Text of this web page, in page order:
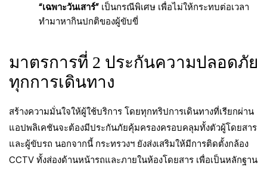
“เฉพาะวันเสาร์” เป็นกรณีพิเศษ เพื่อไม่ให้กระทบต่อเวลา
ทำมาหากินปกติของผู้ขับขี่
มาตรการที่ 2 ประกันความปลอดภัย
ทุกการเดินทาง
สร้างความมั่นใจให้ผู้ใช้บริการ โดยทุกทริปการเดินทางที่เรียกผ่าน
แอปพลิเคชันจะต้องมีประกันภัยคุ้มครองครอบคลุมทั้งตัวผู้โดยสาร
และผู้ขับรถ นอกจากนี้ กระทรวงฯ ยังส่งเสริมให้มีการติดตั้งกล้อง
CCTV ทั้งส่องด้านหน้ารถและภายในห้องโดยสาร เพื่อเป็นหลักฐาน